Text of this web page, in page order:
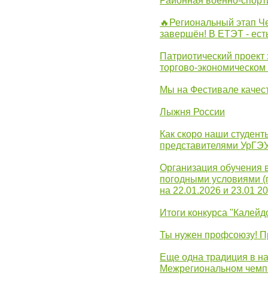
🔥Региональный этап
завершён! В ЕТЭТ -
Патриотический
торгово-
Мы на Фестивале
Лыжня России
Как скоро наши
представителями
Организация обучения
погодными условиями
на 22.01.2026 и 23.01
Итоги конкурса
Ты нужен профсоюзу!
Еще одна традиция в
Межрегиональном